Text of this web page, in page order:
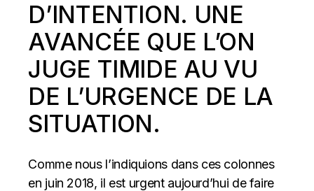
D’INTENTION. UNE
AVANCÉE QUE L’ON
JUGE TIMIDE AU VU
DE L’URGENCE DE LA
SITUATION.
Comme nous l’indiquions dans ces colonnes
en juin 2018, il est urgent aujourd’hui de faire